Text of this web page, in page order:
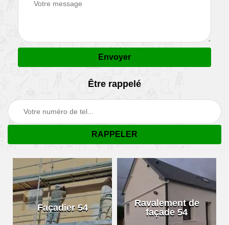
Être rappelé
Façadier 54
Ravalement de
façade 54